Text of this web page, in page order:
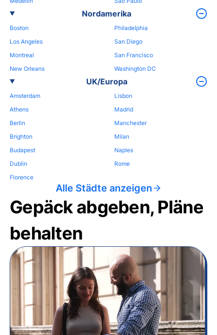
Nordamerika
Boston
Los Angeles
Montreal
New Orleans
Philadelphia
San Diego
San Francisco
Washington DC
UK/Europa
Amsterdam
Athens
Berlin
Brighton
Budapest
Dublin
Florence
Lisbon
Madrid
Manchester
Milan
Naples
Rome
Alle Städte anzeigen
Gepäck abgeben, Pläne
behalten